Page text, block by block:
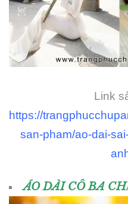
Link
https://
san-pham/ao-dai-
ÁO DÀI CÔ BA